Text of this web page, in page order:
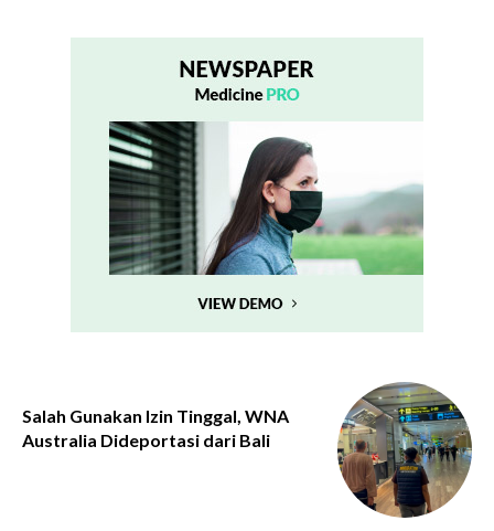
Salah Gunakan Izin Tinggal, WNA
Australia Dideportasi dari Bali